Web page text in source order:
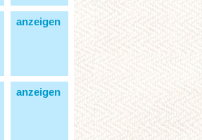
anzeigen
anzeigen